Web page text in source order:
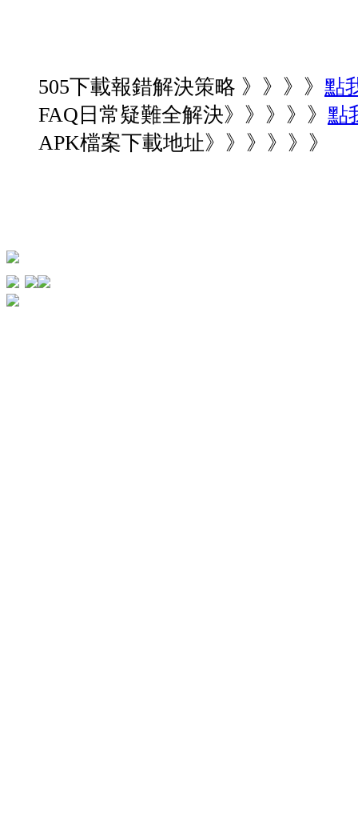
505下載報錯解決策略 》》》》 點
FAQ日常疑難全解決》》》》》 點
APK檔案下載地址》》》》》》